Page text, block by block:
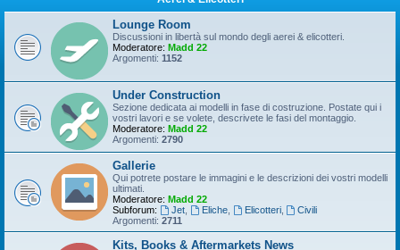
Lounge Room
Discussioni in libertà sul mondo degli aerei & elicotteri.
Moderatore: Madd 22
Argomenti: 1152
Under Construction
Sezione dedicata ai modelli in fase di costruzione. Postate qui i
vostri lavori e se volete, descrivete le fasi del montaggio.
Moderatore: Madd 22
Argomenti: 2790
Gallerie
Qui potrete postare le immagini e le descrizioni dei vostri modelli
ultimati.
Moderatore: Madd 22
Subforum:
Jet, Eliche, Elicotteri,
Civili
Argomenti: 2711
Kits, Books & Aftermarkets News